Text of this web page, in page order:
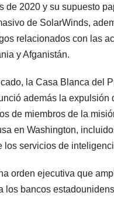
de 2020 y su supuesto
de SolarWinds,
relacionados con las
y Afganistán.
la Casa Blanca del
además la expulsión
de miembros de la
en Washington,
los servicios de
orden ejecutiva que
los bancos